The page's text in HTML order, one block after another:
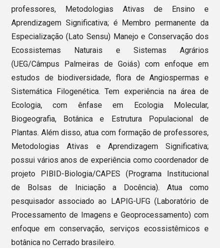
professores, Metodologias Ativas de Ensino e
Aprendizagem Significativa; é Membro permanente da
Especialização (Lato Sensu) Manejo e Conservação dos
Ecossistemas Naturais e Sistemas Agrários
(UEG/Câmpus Palmeiras de Goiás) com enfoque em
estudos de biodiversidade, flora de Angiospermas e
Sistemática Filogenética. Tem experiência na área de
Ecologia, com ênfase em Ecologia Molecular,
Biogeografia, Botânica e Estrutura Populacional de
Plantas. Além disso, atua com formação de professores,
Metodologias Ativas e Aprendizagem Significativa;
possui vários anos de experiência como coordenador de
projeto PIBID-Biologia/CAPES (Programa Institucional
de Bolsas de Iniciação a Docência). Atua como
pesquisador associado ao LAPIG-UFG (Laboratório de
Processamento de Imagens e Geoprocessamento) com
enfoque em conservação, serviços ecossistêmicos e
botânica no Cerrado brasileiro.